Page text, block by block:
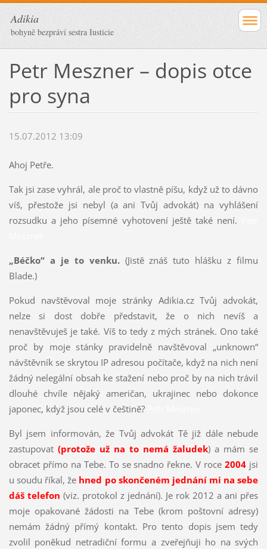
Adikia
bohyně bezpráví sestra Iusticie
Petr Meszner – dopis otce
pro syna
15.07.2012 13:09
Ahoj Petře.
Tak jsi zase vyhrál, ale proč to vlastně píšu, když už to dávno
víš, přestože jsi nebyl (a ani Tvůj advokát) na vyhlášení
rozsudku a jeho písemné vyhotovení ještě také není.
„Béčko“ a je to venku.(Jistě znáš tuto hlášku z filmu
Blade.)
Pokud navštěvoval moje stránky Adikia.cz Tvůj advokát,
nelze si dost dobře představit, že o nich nevíš a
nenavštěvuješ je také. Víš to tedy z mých stránek. Ono také
proč by moje stánky pravidelně navštěvoval „unknown“
návštěvník se skrytou IP adresou počítače, když na nich není
žádný nelegální obsah ke stažení nebo proč by na nich trávil
dlouhé chvíle nějaký američan, ukrajinec nebo dokonce
japonec, když jsou celé v češtině?
Byl jsem informován, že Tvůj advokát Tě již dále nebude
zastupovat (protože už na to nemá žaludek) a mám se
obracet přímo na Tebe. To se snadno řekne. V roce2004 jsi
u soudu říkal, že hned po skončeném jednání mi na sebe
dáš telefon (viz. protokol z jednání). Je rok 2012 a ani přes
moje opakované žádosti na Tebe (krom poštovní adresy)
nemám žádný přímý kontakt. Pro tento dopis jsem tedy
zvolil poněkud netradiční formu a zveřejňuji ho na svých